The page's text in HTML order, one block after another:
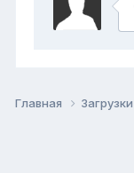
Главная Загрузки